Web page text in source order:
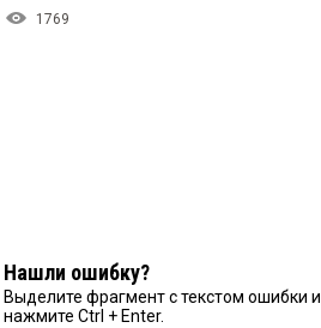
1769
Нашли ошибку?
Выделите фрагмент с текстом ошибки и
нажмите Ctrl + Enter.